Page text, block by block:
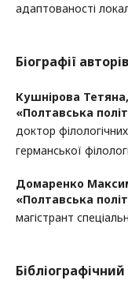
адаптованості
Біографії авторів
Кушнірова Тетяна,
«Полтавська
доктор
германської
Домаренко
«Полтавська
магістрант